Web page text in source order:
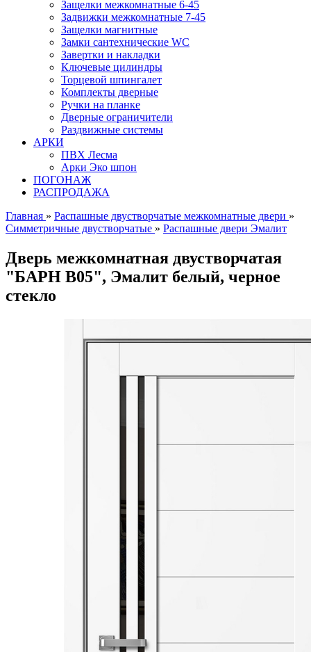
Защелки межкомнатные 6-45
Задвижки межкомнатные 7-45
Защелки магнитные
Замки сантехнические WC
Завертки и накладки
Ключевые цилиндры
Торцевой шпингалет
Комплекты дверные
Ручки на планке
Дверные ограничители
Раздвижные системы
АРКИ
ПВХ Лесма
Арки Эко шпон
ПОГОНАЖ
РАСПРОДАЖА
Главная » Распашные двустворчатые межкомнатные двери »
Симметричные двустворчатые » Распашные двери Эмалит
Дверь межкомнатная двустворчатая
"БАРН В05", Эмалит белый, черное
стекло